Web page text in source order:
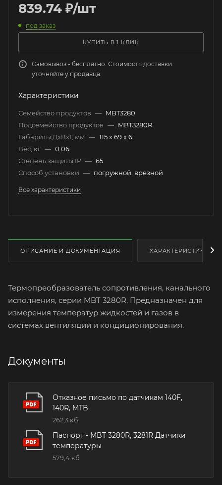
839.74 ₽/шт
под заказ
КУПИТЬ В 1 КЛИК
Самовывоз - бесплатно. Стоимость доставки
уточняйте у продавца.
Характеристики
Семейство продуктов — MBT3280
Подсемейство продуктов — MBT3280R
Габариты ДхВхГ, мм — 115 х 69 х 6
Вес, кг — 0.06
Степень защиты IP — 65
Способ установки — погружной, врезной
Все характеристики
ОПИСАНИЕ И ДОКУМЕНТАЦИЯ ХАРАКТЕРИСТИКИ
Термопреобразователь сопротивления, канального
исполнения, серии MBT 3280R. Предназначен для
измерения температур жидкостей и газов в
системах вентиляции и кондиционирования.
Документы
Отказное письмо по датчикам 140F,
140R, MTB
262,3 кб
Паспорт - MBT 3280R, 3281R Датчики
температуры
579,4 кб